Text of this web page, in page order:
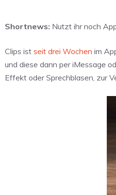
Shortnews: Nutzt ihr noch
Clips ist seit drei Wochen im
und diese dann per iMessage
Effekt oder Sprechblasen, zur